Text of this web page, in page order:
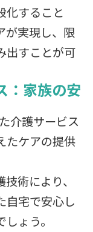
化すること
が実現し、限
出すことが可
：家族の安
介護サービス
たケアの提供
術により、
自宅で安心し
ょう。